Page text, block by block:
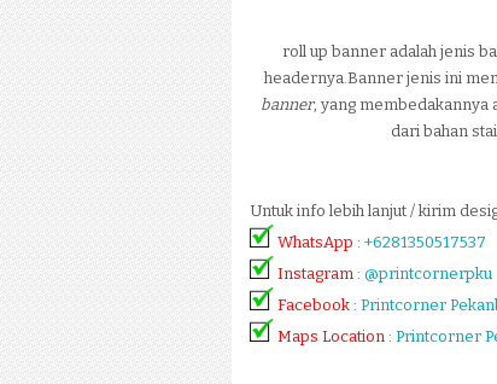
roll up banner adalah jenis
headernya.Banner jenis ini
banner, yang membedakannya
dari bahan
Untuk info lebih lanjut / kirim
WhatsApp : +6281350517537
Instagram : @printcornerpku
Facebook : Printcorner
Maps Location : Printcorner